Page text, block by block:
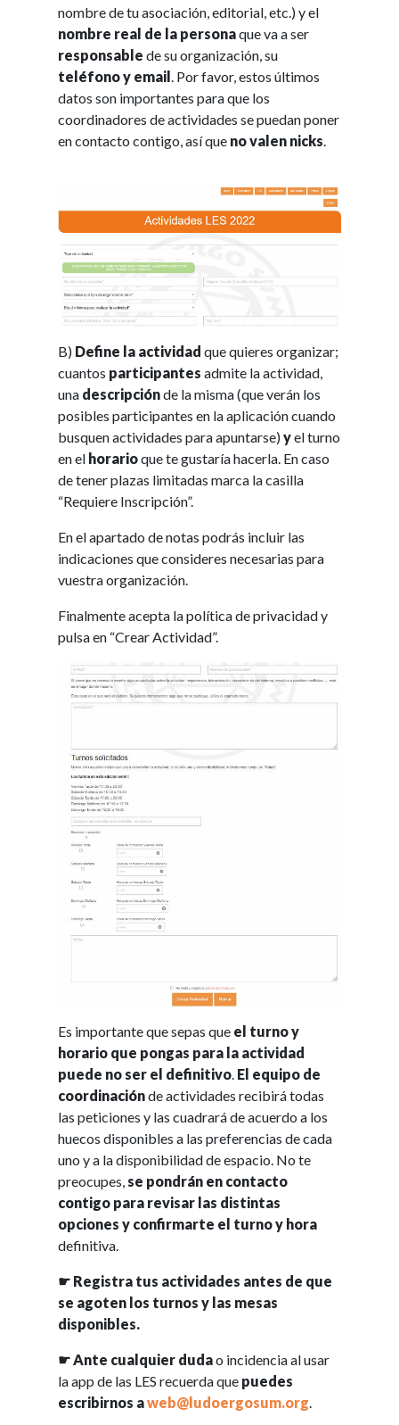
nombre de tu asociación, editorial, etc.) y el
nombre real de la personaque va a ser
responsable de su organización, su
teléfono y email. Por favor, estos últimos
datos son importantes para que los
coordinadores de actividades se puedan poner
en contacto contigo, así que no valen nicks.
B) Define la actividad que quieres organizar;
cuantos participantes admite la actividad,
una descripciónde la misma (que verán los
posibles participantes en la aplicación cuando
busquen actividades para apuntarse)yel turno
en el horarioque te gustaría hacerla. En caso
de tener plazas limitadas marca la casilla
“Requiere Inscripción”.
En el apartado de notas podrás incluir las
indicaciones que consideres necesarias para
vuestra organización.
Finalmente acepta la política de privacidad y
pulsa en “Crear Actividad”.
Es importante que sepas que el turno y
horario que pongas para la actividad
puede no ser el definitivo. El equipo de
coordinaciónde actividades recibirá todas
las peticiones y las cuadrará de acuerdo a los
huecos disponibles a las preferencias de cada
uno y a la disponibilidad de espacio. No te
preocupes, se pondrán en contacto
contigo para revisar las distintas
opciones y confirmarte el turno y hora
definitiva.
☛ Registra tus actividades antes de que
se agoten los turnos y las mesas
disponibles.
☛ Ante cualquier dudao incidencia al usar
la app de las LES recuerda que puedes
escribirnos aweb@ludoergosum.org